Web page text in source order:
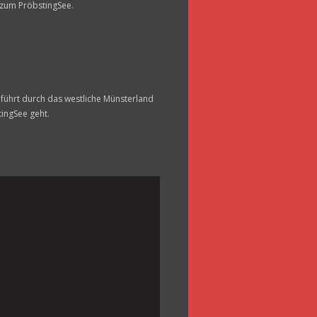
PröbstingSee.
durch das westliche Münsterland
geht.